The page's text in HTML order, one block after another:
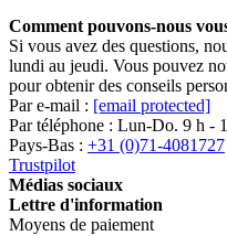
Comment pouvons-nous
Si vous avez des questions,
lundi au jeudi. Vous pouvez
pour obtenir des conseils
Par e-mail : [email protected]
Par téléphone : Lun-Do. 9 h -
Pays-Bas : +31 (0)71-4081727
Trustpilot
Médias sociaux
Lettre d'information
Moyens de paiement